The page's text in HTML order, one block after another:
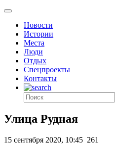
Новости
Истории
Места
Люди
Отдых
Спецпроекты
Контакты
Улица Рудная
15 сентября 2020, 10:45 261